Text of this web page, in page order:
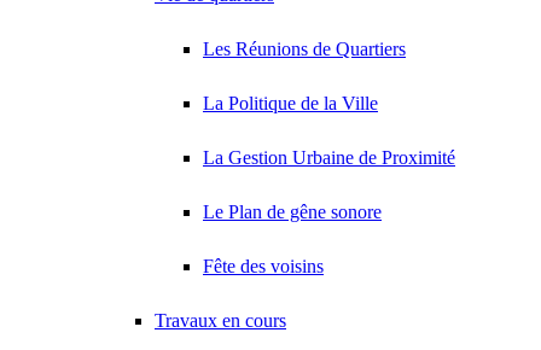
Les Réunions de Quartiers
La Politique de la Ville
La Gestion Urbaine de Proximité
Le Plan de gêne sonore
Fête des voisins
Travaux en cours
Parc de la Noue 93420 VILLEPINTE 0 km
PEREIRA RIBEIRO THIERRY
PIZZA LE RELAX CHICHA
09 80 84 01 16
PIZZERIA SANDWICHERIE NOUE
Parc de Noue 93420 VILLEPINTE 0 km